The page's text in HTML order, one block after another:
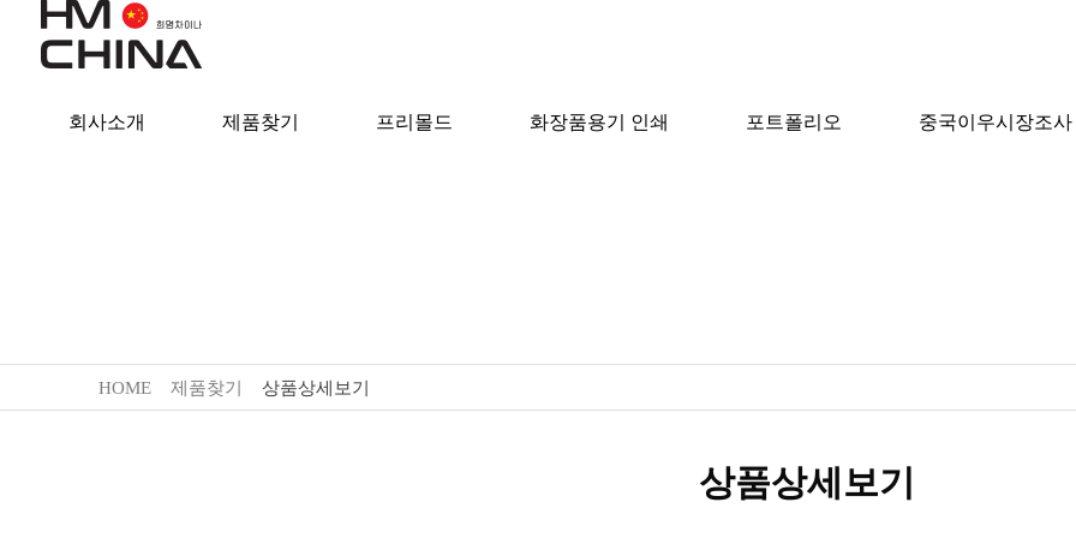
회사소개 제품찾기 프리몰드 화장품용기 인쇄 포트폴리오 중국이우시장조사
HOME 제품찾기 상품상세보기
상품상세보기